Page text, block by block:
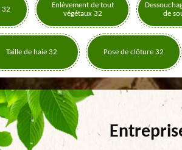
32
Enlèvement de tout
végétaux 32
de
Taille de haie 32 Pose de clôture 32